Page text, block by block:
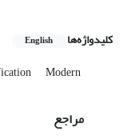
کلیدواژه‌ها English
Modern
مراجع